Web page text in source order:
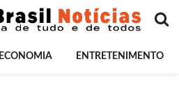
ECONOMIA ENTRETENIMENTO